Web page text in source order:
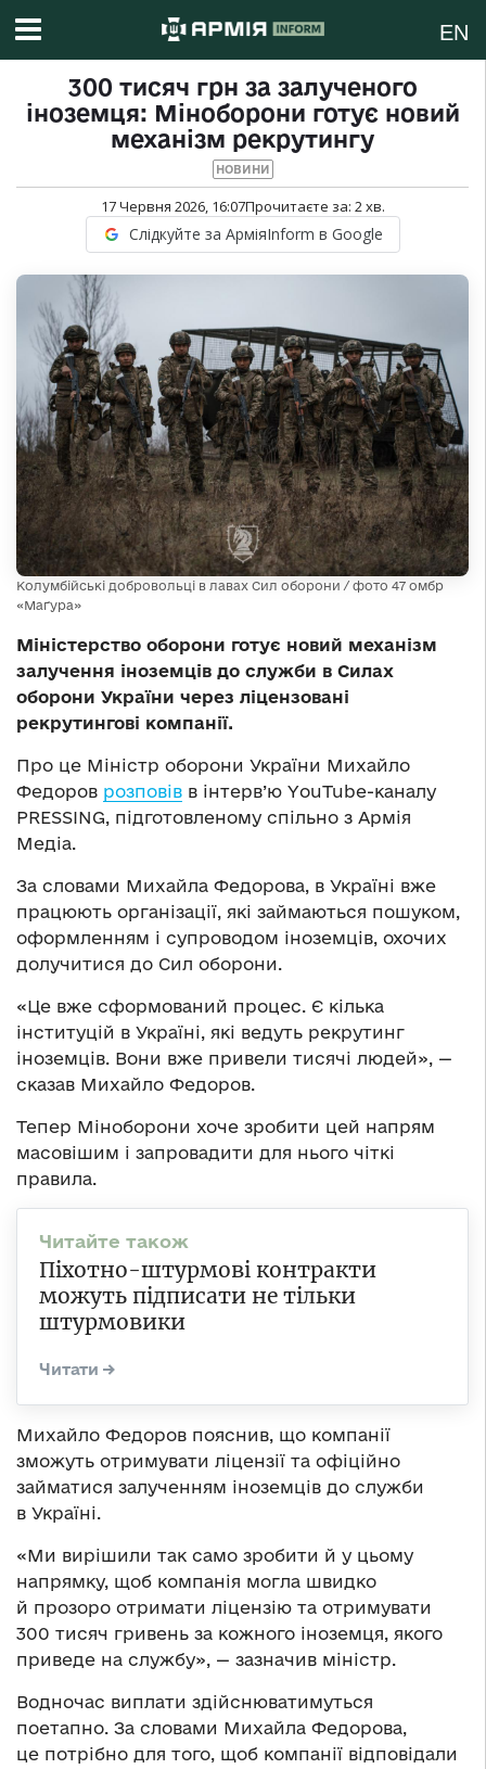
EN
300 тисяч грн за залученого
іноземця: Міноборони готує новий
механізм рекрутингу
НОВИНИ
17 Червня 2026, 16:07Прочитаєте за: 2хв.
Слідкуйте за АрміяInform в Google
Колумбійські добровольці в лавах Сил оборони / фото 47 омбр
«Маґура»
Міністерство оборони готує новий механізм
залучення іноземців до служби в Силах
оборони України через ліцензовані
рекрутингові компанії.
Про це Міністр оборони України Михайло
Федоров розповів в інтерв’ю YouTube-каналу
PRESSING, підготовленому спільно з Армія
Медіа.
За словами Михайла Федорова, в Україні вже
працюють організації, які займаються пошуком,
оформленням і супроводом іноземців, охочих
долучитися до Сил оборони.
«Це вже сформований процес. Є кілька
інституцій в Україні, які ведуть рекрутинг
іноземців. Вони вже привели тисячі людей», —
сказав Михайло Федоров.
Тепер Міноборони хоче зробити цей напрям
масовішим і запровадити для нього чіткі
правила.
Піхотно-штурмові контракти
можуть підписати не тільки
штурмовики
Михайло Федоров пояснив, що компанії
зможуть отримувати ліцензії та офіційно
займатися залученням іноземців до служби
в Україні.
«Ми вирішили так само зробити й у цьому
напрямку, щоб компанія могла швидко
й прозоро отримати ліцензію та отримувати
300 тисяч гривень за кожного іноземця, якого
приведе на службу», — зазначив міністр.
Водночас виплати здійснюватимуться
поетапно. За словами Михайла Федорова,
це потрібно для того, щоб компанії відповідали